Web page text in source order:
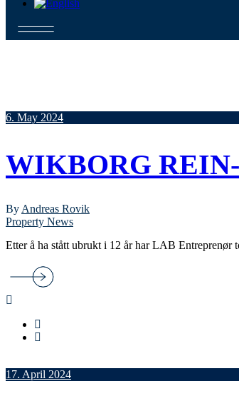
6. May 2024
WIKBORG
By Andreas Rovik
Property News
Etter å ha stått ubrukt i 12 år har LAB Entreprenør
17. April 2024